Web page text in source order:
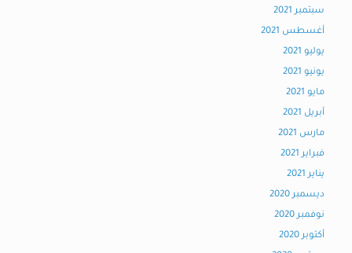
سبتمبر 2021
أغسطس 2021
يوليو 2021
يونيو 2021
مايو 2021
أبريل 2021
مارس 2021
فبراير 2021
يناير 2021
ديسمبر 2020
نوفمبر 2020
أكتوبر 2020